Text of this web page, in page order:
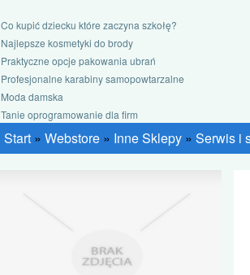
Co kupić dziecku które zaczyna szkołę?
Najlepsze kosmetyki do brody
Praktyczne opcje pakowania ubrań
Profesjonalne karabiny samopowtarzalne
Moda damska
Tanie oprogramowanie dla firm
Start » Webstore » Inne Sklepy » Serwis i